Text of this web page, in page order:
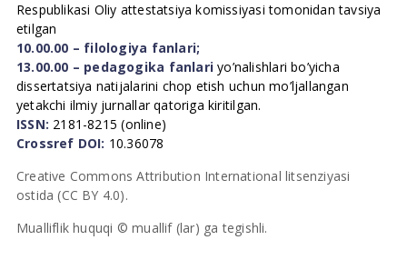
Respublikasi Oliy attestatsiya komissiyasi tomonidan tavsiya
etilgan
10.00.00 – filologiya fanlari;
13.00.00 – pedagogika fanlari yo’nalishlari bo’yicha
dissertatsiya natijalarini chop etish uchun mo’ljallangan
yetakchi ilmiy jurnallar qatoriga kiritilgan.
ISSN: 2181-8215 (online)
Crossref DOI: 10.36078
Creative Commons Attribution International litsenziyasi
ostida (CC BY 4.0).
Mualliflik huquqi © muallif (lar) ga tegishli.